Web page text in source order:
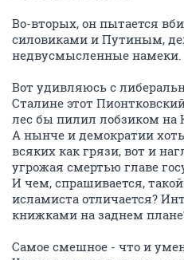
Во-вторых, он пытается
силовиками и Путиным,
недвусмысленные намеки.
Вот удивляюсь с
Сталине этот
лес бы пилил лобзиком
А нынче и демократии
всяких как грязи, вот и
угрожая смертью главе
И чем, спрашивается,
исламиста отличается?
книжками на заднем
Самое смешное - что и